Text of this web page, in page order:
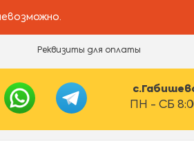
Реквизиты для оплаты
ПН - СБ